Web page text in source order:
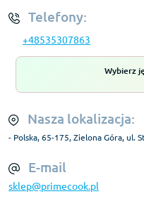
Telefony:
+48535307863
Wybierz
Nasza lokalizacja:
- Polska, 65-175, Zielona Góra, ul.
E-mail
sklep@primecook.pl